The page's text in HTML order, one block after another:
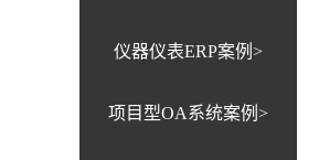
仪器仪表ERP案例>
项目型OA系统案例>